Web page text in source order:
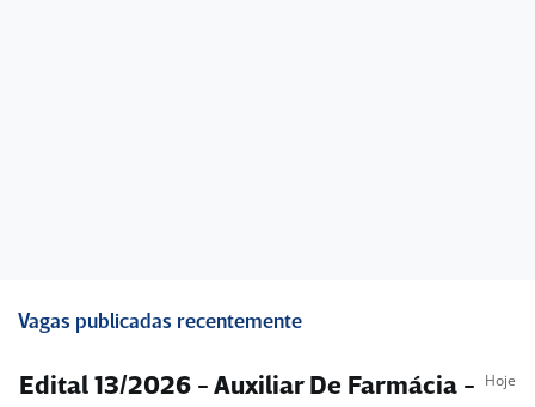
Vagas publicadas recentemente
Edital 13/2026 - Auxiliar De Farmácia - Hoje